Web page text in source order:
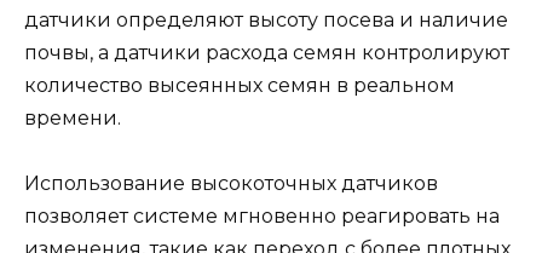
датчики определяют высоту посева и наличие
почвы, а датчики расхода семян контролируют
количество высеянных семян в реальном
времени.
Использование высокоточных датчиков
позволяет системе мгновенно реагировать на